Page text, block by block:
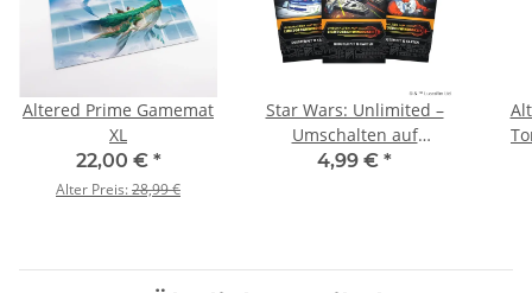
Altered Prime Gamemat
XL
22,00 € *
Alter Preis:28,99 €
Star Wars: Unlimited –
Umschalten auf
Lichtgeschwindigkeit 1
4,99 € *